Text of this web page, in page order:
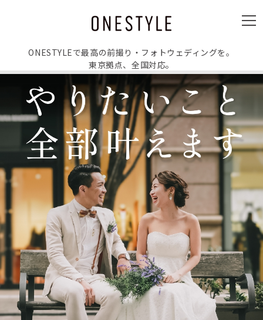
メ
ニ
ー
ONESTYLEで最高の前撮り・フォトウェディングを。
東京拠点、全国対応。